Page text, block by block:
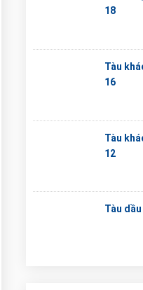
18
Tàu
16
Tàu
12
Tàu dầu